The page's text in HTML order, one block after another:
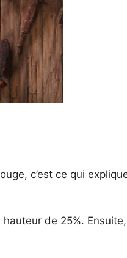
c’est ce qui
de 25%.